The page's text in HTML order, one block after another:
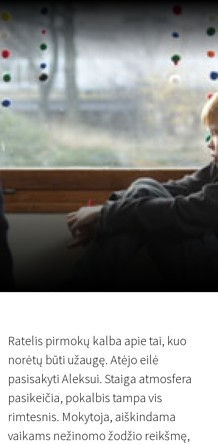
Ratelis pirmokų kalba apie tai, kuo
norėtų būti užaugę. Atėjo eilė
pasisakyti Aleksui. Staiga atmosfera
pasikeičia, pokalbis tampa vis
rimtesnis. Mokytoja, aiškindama
vaikams nežinomo žodžio reikšmę,